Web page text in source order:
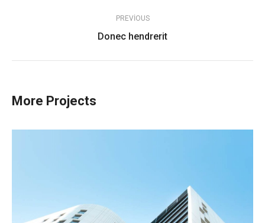
navigation
PREVIOUS
Previous
Donec hendrerit
More Projects